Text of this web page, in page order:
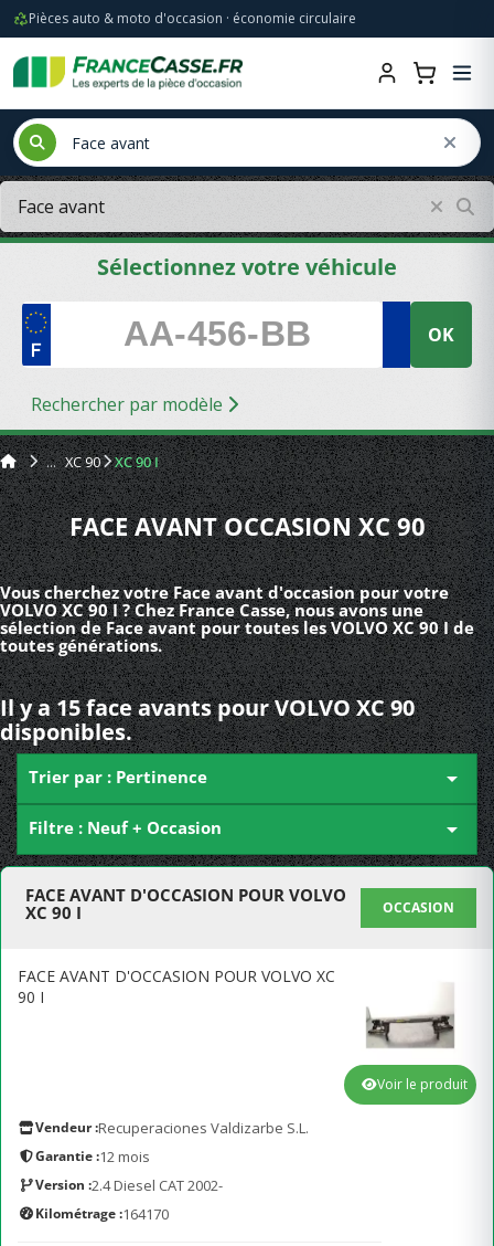
Pièces auto & moto d'occasion · économie circulaire
Sélectionnez votre véhicule
OK
Rechercher par modèle
XC 90 XC 90 I
FACE AVANT OCCASION XC 90
Vous cherchez votre Face avant d'occasion pour votre
VOLVO XC 90 I ? Chez France Casse, nous avons une
sélection de Face avant pour toutes les VOLVO XC 90 I de
toutes générations.
Il y a 15 face avants pour VOLVO XC 90
disponibles.
Trier par : Pertinence 
Filtre : Neuf + Occasion 
FACE AVANT D'OCCASION POUR VOLVO
XC 90 I
OCCASION
FACE AVANT D'OCCASION POUR VOLVO XC
90 I
Vendeur :Recuperaciones Valdizarbe S.L.
Garantie :12 mois
Version :2.4 Diesel CAT 2002-
Kilométrage :164170
Voir le produit